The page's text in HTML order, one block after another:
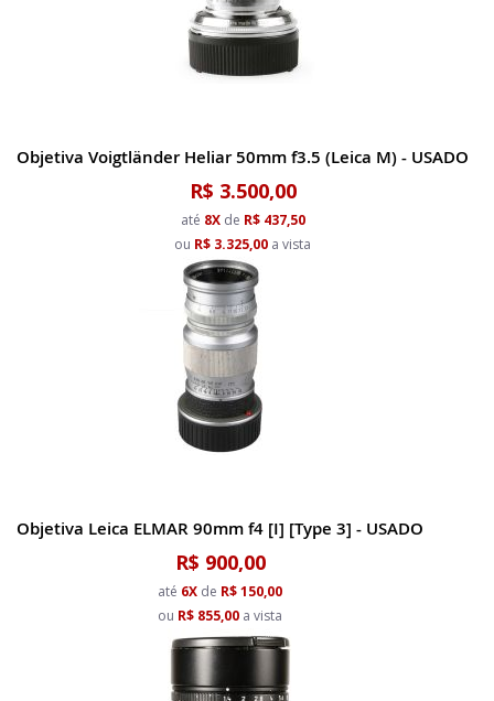
Objetiva Voigtländer Heliar 50mm f3.5 (Leica M) - USADO
R$ 3.500,00
até 8Xde R$ 437,50
ou R$ 3.325,00 a vista
Objetiva Leica ELMAR 90mm f4 [I] [Type 3] - USADO
R$ 900,00
até 6X de R$ 150,00
ou R$ 855,00 a vista